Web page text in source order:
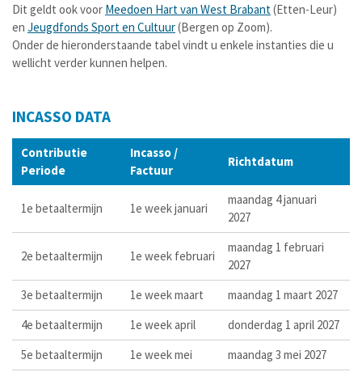
Dit geldt ook voor Meedoen Hart van West Brabant (Etten-Leur)
en Jeugdfonds Sport en Cultuur(Bergen op Zoom).
Onder de hieronderstaande tabel vindt u enkele instanties die u
wellicht verder kunnen helpen.
INCASSO DATA
Contributie
Periode
Incasso /
Factuur
Richtdatum
1e betaaltermijn 1e week januari
maandag 4 januari
2027
2e betaaltermijn 1e week februari
maandag 1 februari
2027
3e betaaltermijn
1e week maart
maandag 1 maart 2027
4e betaaltermijn
1e week april
donderdag 1 april 2027
5e betaaltermijn
1e week mei
maandag 3 mei 2027